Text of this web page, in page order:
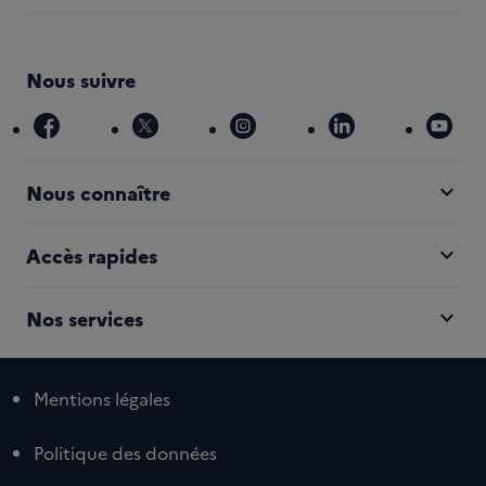
Nous suivre
facebook x instagram linkedin
Nous connaître expand_more
Accès rapides expand_more
Nos services expand_more
Mentions légales
Politique des données